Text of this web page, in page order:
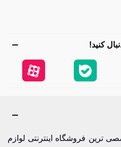
کنید!
ترین فروشگاه اینترنتی لوازم